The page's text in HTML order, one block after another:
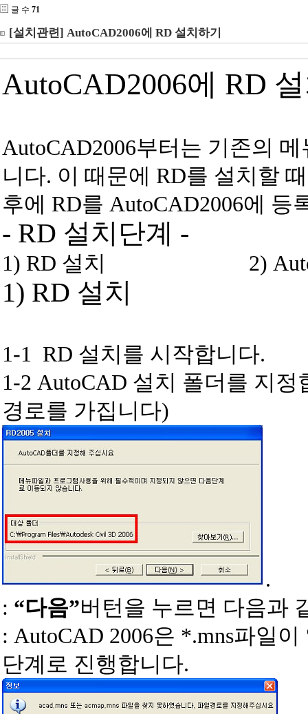
글 수 71
[설치관련] AutoCAD2006에 RD 설치하기
AutoCAD2006에 RD
AutoCAD2006부터는 기존의
니다. 이 때문에 RD를 설치할
후에 RD를 AutoCAD2006에 등
- RD 설치단계 -
1) RD 설치 2)
1) RD 설치
1-1
RD 설치를 시작합니다.
1-2 AutoCAD 설치 폴더를 지
경로를 가집니다)
.
: “다음”버턴을 누르면 다음과
: AutoCAD 2006은 *.mns파일
단계로 진행합니다.